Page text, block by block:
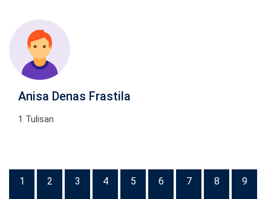
Anisa Denas Frastila
1 Tulisan
1 2 3 4 5 6 7 8 9